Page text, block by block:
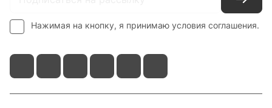
Нажимая на кнопку, я принимаю условия соглашения.